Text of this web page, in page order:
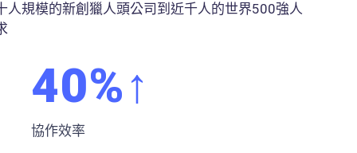
人規模的新創獵人頭公司到近千人的世界500強人
40%↑
協作效率